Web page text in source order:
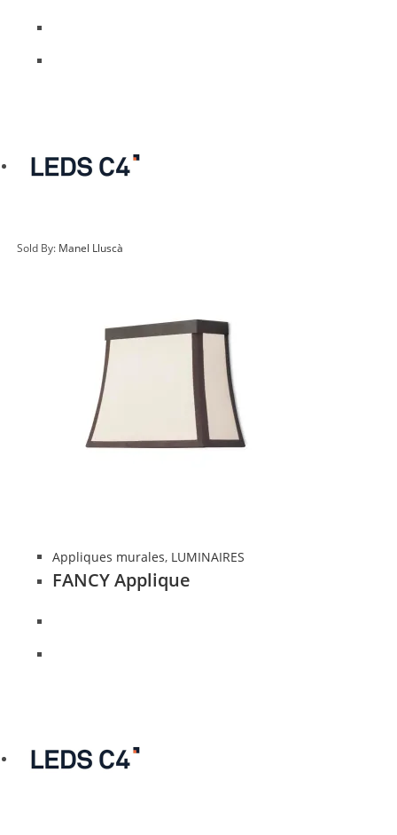
Sold By: Manel Lluscà
Appliques murales, LUMINAIRES
FANCY Applique